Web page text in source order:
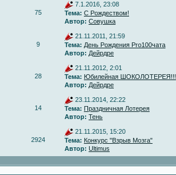
75
7.1.2016, 23:08
Тема: С Рождеством!
Автор: Совушка
9
21.11.2011, 21:59
Тема: День Рождения Pro100чата
Автор: Дейрдре
28
21.11.2012, 2:01
Тема: Юбилейная ШОКОЛОТЕРЕЯ!!!
Автор: Дейрдре
14
23.11.2014, 22:22
Тема: Праздничная Лотерея
Автор: Тень
2924
21.11.2015, 15:20
Тема: Конкурс "Взрыв Мозга"
Автор: Ultimus